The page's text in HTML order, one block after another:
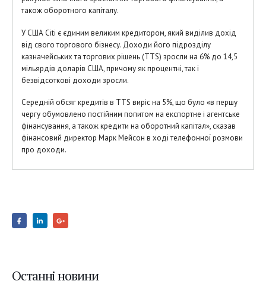
також оборотного капіталу.
У США Citi є єдиним великим кредитором, який виділив дохід
від свого торгового бізнесу. Доходи його підрозділу
казначейських та торгових рішень (TTS) зросли на 6% до 14,5
мільярдів доларів США, причому як процентні, так і
безвідсоткові доходи зросли.
Середній обсяг кредитів в TTS виріс на 5%, що було «в першу
чергу обумовлено постійним попитом на експортне і агентське
фінансування, а також кредити на оборотний капітал», сказав
фінансовий директор Марк Мейсон в ході телефонної розмови
про доходи.
Останні новини